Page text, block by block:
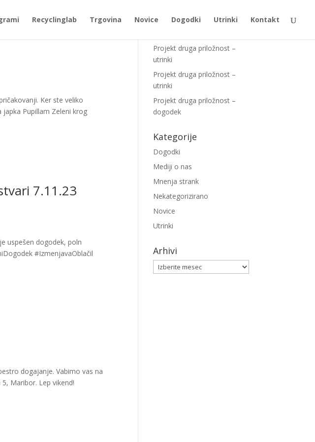
Recyclinglab Trgovina Novice Dogodki Utrinki Kontakt
Ker ste veliko
Pupillam Zeleni krog
7.11.23
uspešen dogodek, poln
#IzmenjavaOblačil
dogajanje. Vabimo vas na
Maribor. Lep vikend!
Projekt druga priložnost –
utrinki
Projekt druga priložnost –
utrinki
Projekt druga priložnost –
dogodek
Kategorije
Dogodki
Mediji o nas
Mnenja strank
Nekategorizirano
Novice
Utrinki
Arhivi
Arhivi